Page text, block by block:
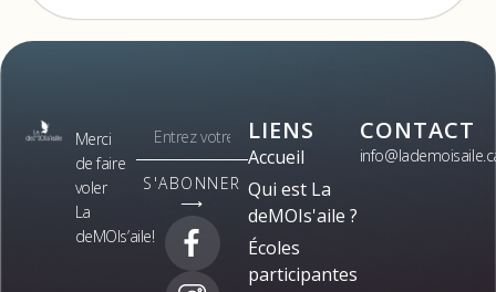
Merci
de faire
voler
La
deMOIs’aile!
S'ABONNER
⟶
LIENS
Accueil
Qui est La
deMOIs'aile ?
Écoles
participantes
CONTACT